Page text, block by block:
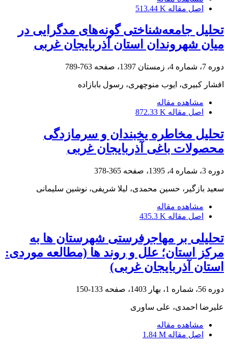
اصل مقاله 513.44 K
تحلیل جامعه‌شناختی گونه‌های مدگرایی در
میان شهروندان استان آذربایجان غربی
دوره 7، شماره 4، زمستان 1397، صفحه 763-789
افشار کبیری، ایوب منوچهری، رسول بابازاده
مشاهده مقاله
اصل مقاله 872.33 K
تحلیل مخاطره یخبندان و سرمازدگی
محصولات باغی آذربایجان غربی
دوره 3، شماره 4، 1395، صفحه 365-378
سعید بازگیر، حسین محمدی، لیلا شریفی، نوشین سلیمانی
مشاهده مقاله
اصل مقاله 435.3 K
تحلیلی بر مهاجرفرستی شهرستان ها به
مرکز استان؛ علل و روند ها (مطالعه موردی:
استان آذربایجان غربی)
دوره 56، شماره 1، بهار 1403، صفحه 133-150
علیرضا احمدی، علی ساوری
مشاهده مقاله
اصل مقاله 1.84 M